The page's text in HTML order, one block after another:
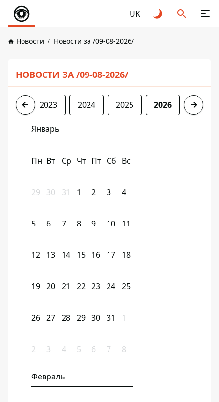
UK
Новости Новости за /09-08-2026/
НОВОСТИ ЗА /09-08-2026/
2022 2023 2024 2025 2026
Январь
Пн Вт Ср Чт Пт Сб Вс
29 30 31 1 2 3 4
5 6 7 8 9 10 11
12 13 14 15 16 17 18
19 20 21 22 23 24 25
26 27 28 29 30 31 1
2 3 4 5 6 7 8
Февраль